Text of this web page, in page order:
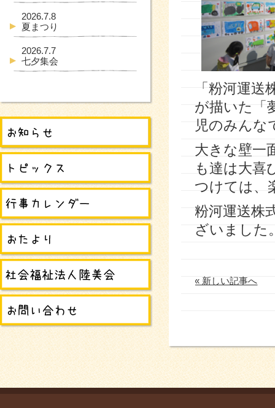
「粉河運
が描いた「
児のみんな
大きな壁一
も達は大喜
つけては、
粉河運送株
ざいました
« 新しい記事へ
2026.7.8
夏まつり
2026.7.7
七夕集会